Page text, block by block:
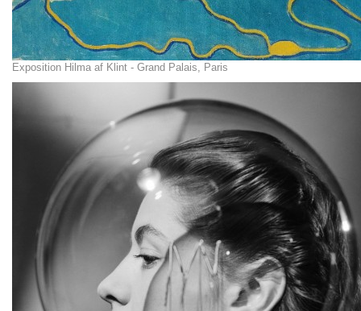
Exposition Hilma af Klint - Grand Palais, Paris